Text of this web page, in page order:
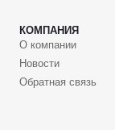
КОМПАНИЯ
О компании
Новости
Обратная связь